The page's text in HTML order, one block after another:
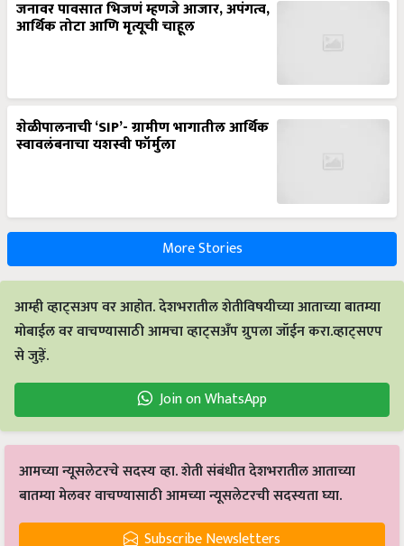
जनावर पावसात भिजणं म्हणजे आजार, अपंगत्व,
आर्थिक तोटा आणि मृत्यूची चाहूल
शेळीपालनाची ‘SIP’- ग्रामीण भागातील आर्थिक
स्वावलंबनाचा यशस्वी फॉर्मुला
More Stories
आम्ही व्हाट्सअप वर आहोत. देशभरातील शेतीविषयीच्या आताच्या बातम्या
मोबाईल वर वाचण्यासाठी आमचा व्हाट्सअँप ग्रुपला जॉईन करा.व्हाट्सएप
से जुड़ें.
Join on WhatsApp
आमच्या न्यूसलेटरचे सदस्य व्हा. शेती संबंधीत देशभरातील आताच्या
बातम्या मेलवर वाचण्यासाठी आमच्या न्यूसलेटरची सदस्यता घ्या.
Subscribe Newsletters